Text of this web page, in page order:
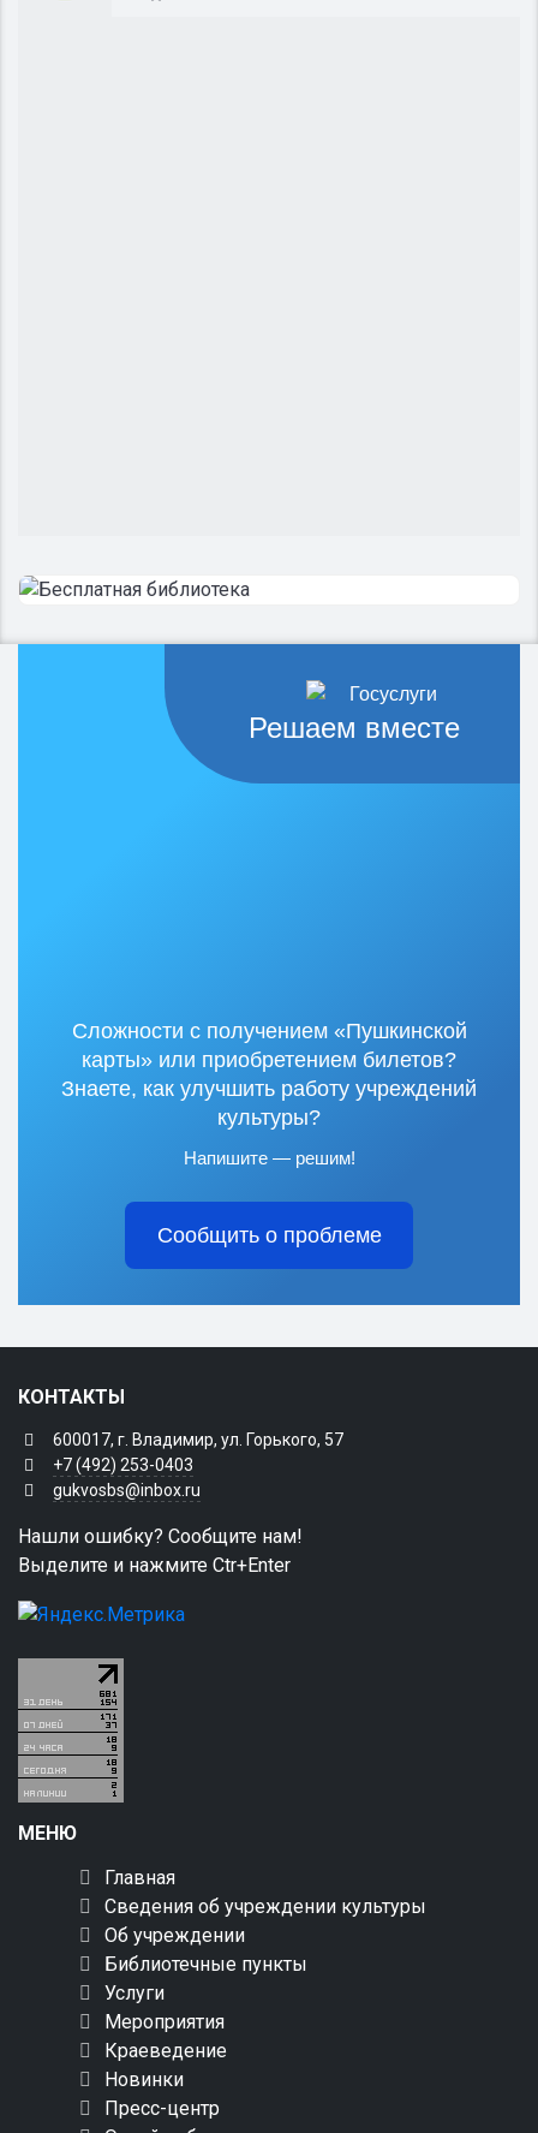
Решаем вместе
Сложности с получением «Пушкинской
карты» или приобретением билетов?
Знаете, как улучшить работу учреждений
культуры?
Напишите — решим!
Сообщить о проблеме
КОНТАКТЫ
600017, г. Владимир, ул. Горького, 57
+7 (492) 253-0403
gukvosbs@inbox.ru
Нашли ошибку? Сообщите нам!
Выделите и нажмите Ctr+Enter
МЕНЮ
Главная
Сведения об учреждении культуры
Об учреждении
Библиотечные пункты
Услуги
Мероприятия
Краеведение
Новинки
Пресс-центр